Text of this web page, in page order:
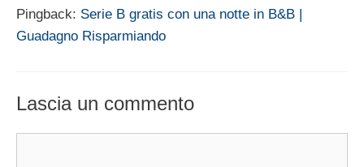
Pingback: Serie B gratis con una notte in B&B |
Guadagno Risparmiando
Lascia un commento